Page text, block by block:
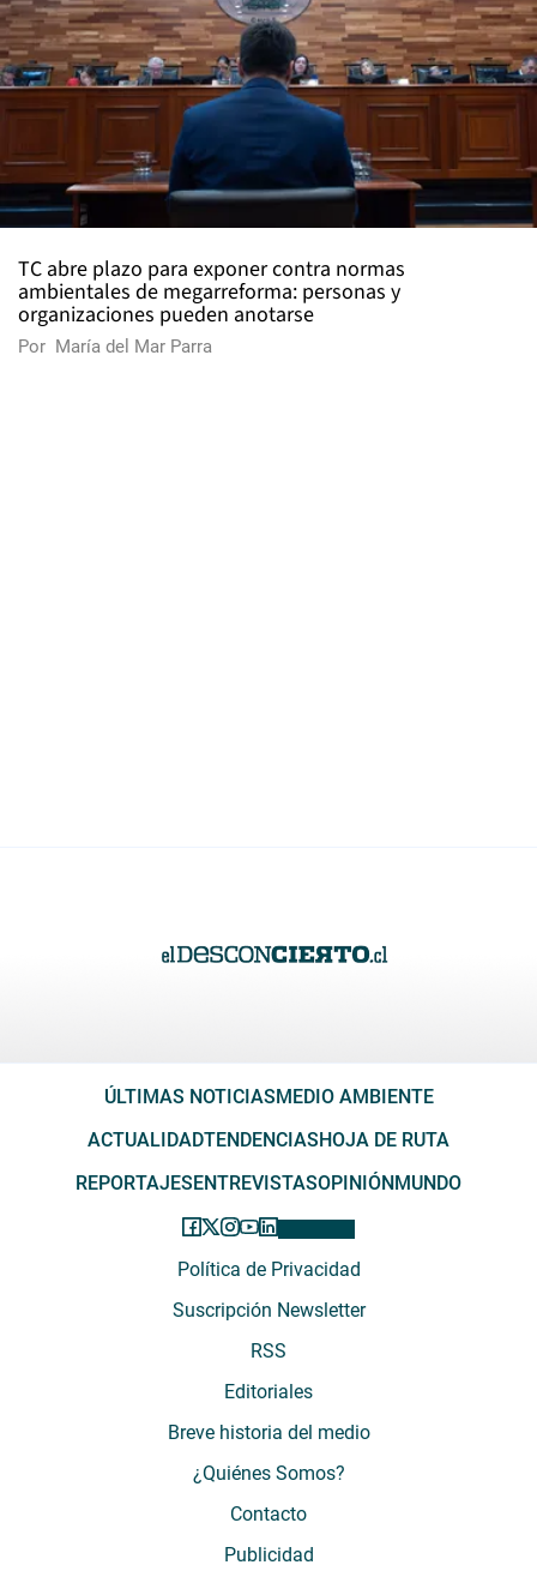
TC abre plazo para exponer contra normas
ambientales de megarreforma: personas y
organizaciones pueden anotarse
Por María del Mar Parra
ÚLTIMAS NOTICIAS MEDIO AMBIENTE
ACTUALIDADTENDENCIAS HOJA DE RUTA
REPORTAJES ENTREVISTASOPINIÓN MUNDO
Política de Privacidad
Suscripción Newsletter
RSS
Editoriales
Breve historia del medio
¿Quiénes Somos?
Contacto
Publicidad